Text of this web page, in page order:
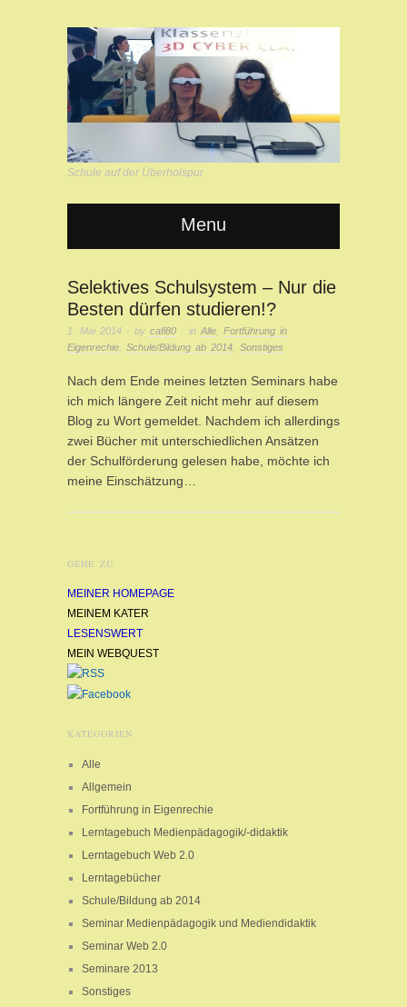
Schule auf der Überholspur
Menu
Selektives Schulsystem – Nur die
Besten dürfen studieren!?
1. Mai 2014 · by cafi80 · in Alle, Fortführung in
Eigenrechie, Schule/Bildung ab 2014, Sonstiges
Nach dem Ende meines letzten Seminars habe
ich mich längere Zeit nicht mehr auf diesem
Blog zu Wort gemeldet. Nachdem ich allerdings
zwei Bücher mit unterschiedlichen Ansätzen
der Schulförderung gelesen habe, möchte ich
meine Einschätzung…
GEHE ZU
MEINER HOMEPAGE
MEINEM KATER
LESENSWERT
MEIN WEBQUEST
KATEGORIEN
Alle
Allgemein
Fortführung in Eigenrechie
Lerntagebuch Medienpädagogik/-didaktik
Lerntagebuch Web 2.0
Lerntagebücher
Schule/Bildung ab 2014
Seminar Medienpädagogik und Mediendidaktik
Seminar Web 2.0
Seminare 2013
Sonstiges